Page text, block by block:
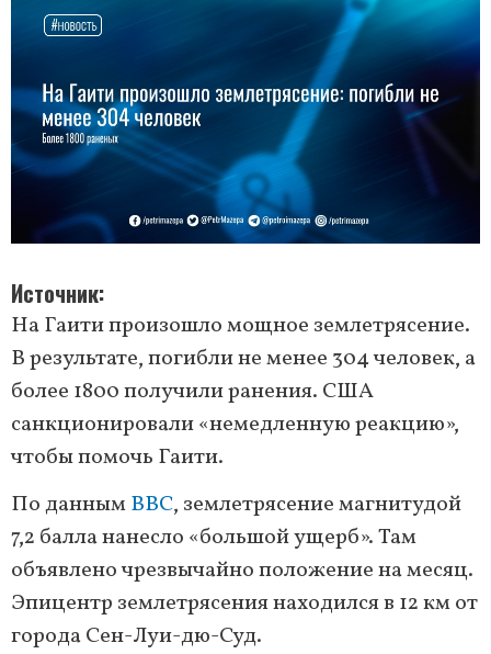
Источник
На Гаити произошло мощное землетрясение.
В результате, погибли не менее 304 человек, а
более 1800 получили ранения. США
санкционировали «немедленную реакцию»,
чтобы помочь Гаити.
По даннымBBC, землетрясение магнитудой
7,2 балла нанесло «большой ущерб». Там
объявлено чрезвычайно положение на месяц.
Эпицентр землетрясения находился в 12 км от
города Сен-Луи-дю-Суд.